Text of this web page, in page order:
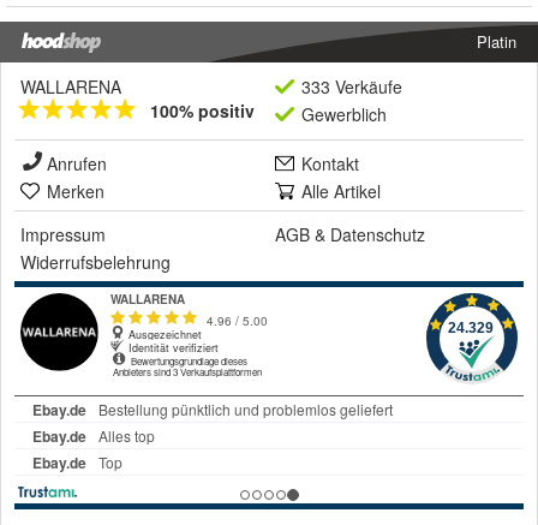
Platin
WALLARENA
100% positiv
333 Verkäufe
Gewerblich
Anrufen
Kontakt
Merken
Alle Artikel
Impressum
AGB & Datenschutz
Widerrufsbelehrung